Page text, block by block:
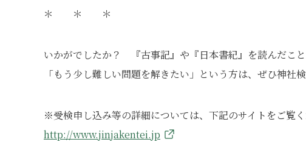
＊ ＊ ＊
いかがでしたか？ 『古事記』や『日本書紀』を読んだこ
「もう少し難しい問題を解きたい」という方は、ぜひ神社
※受検申し込み等の詳細については、下記のサイトをご覧く
http://www.jinjakentei.jp